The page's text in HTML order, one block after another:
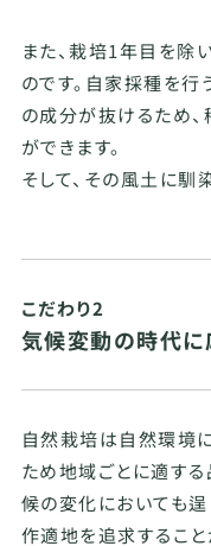
また、栽培1年目を除
のです。自家採種を行
の成分が抜けるため
ができます。
そして、その風土に馴
こだわり2
気候変動の時代に
自然栽培は自然環境
ため地域ごとに適す
候の変化においても逞
作適地を追求すること